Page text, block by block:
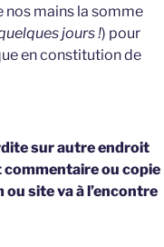
mains la somme
jours !) pour
en constitution de
sur autre endroit
commentaire ou copie
site va à l’encontre